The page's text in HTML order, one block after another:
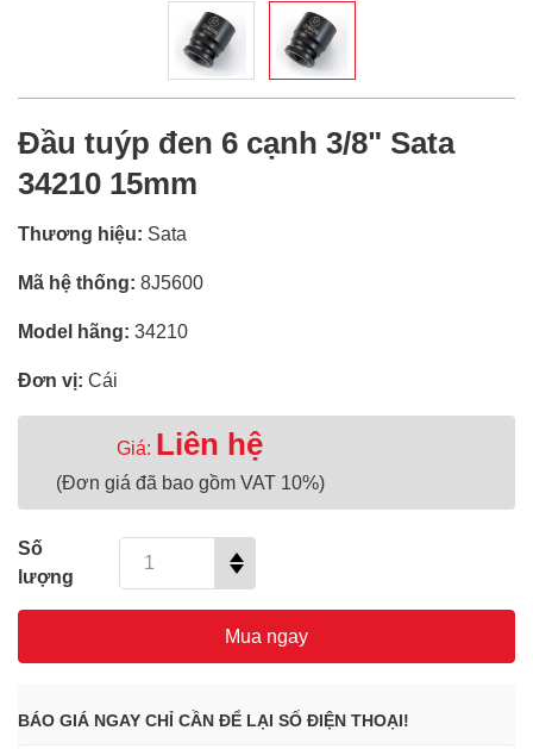
Đầu tuýp đen 6 cạnh 3/8" Sata
34210 15mm
Thương hiệu: Sata
Mã hệ thống: 8J5600
Model hãng: 34210
Đơn vị: Cái
Giá: Liên hệ
(Đơn giá đã bao gồm VAT 10%)
Số
lượng
Mua ngay
BÁO GIÁ NGAY CHỈ CẦN ĐỂ LẠI SỐ ĐIỆN THOẠI!